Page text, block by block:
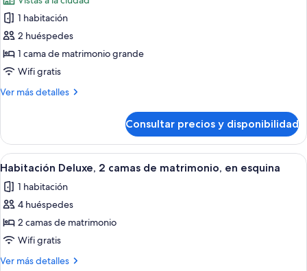
fotos
de
Habitación
Deluxe,
1
cama
grande,
vistas
a
la
ciudad,
en
esquina
1 habitación
2 huéspedes
1 cama de matrimonio grande
Wifi gratis
Ver más detalles
Más
Deluxe,
cama
matrimonio
grande,
a
la
en
Consultar precios y disponibilidad
Abrir
todas
las
fotos
de
Habitación
Deluxe,
Una habitación moderna con
4
Habitación Deluxe, 2 camas de matrimonio, en esquina
1 habitación
4 huéspedes
2 camas de matrimonio
Wifi gratis
Ver más detalles
Más